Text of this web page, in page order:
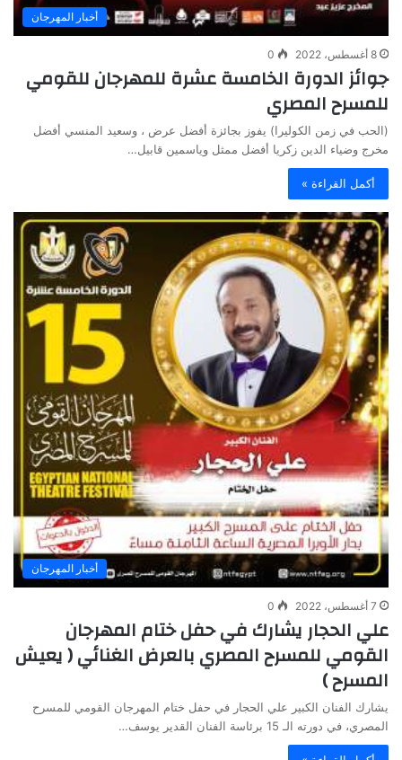
أخبار المهرجان
8 أغسطس، 2022 0
جوائز الدورة الخامسة عشرة للمهرجان للقومي
للمسرح المصري
(الحب في زمن الكوليرا) يفوز بجائزة أفضل عرض ، وسعيد المنسي أفضل
مخرج وضياء الدين زكريا أفضل ممثل وياسمين قابيل…
أكمل القراءة »
أخبار المهرجان
7 أغسطس، 2022 0
علي الحجار يشارك في حفل ختام المهرجان
القومي للمسرح المصري بالعرض الغنائي ( يعيش
المسرح )
يشارك الفنان الكبير علي الحجار في حفل ختام المهرجان القومي للمسرح
المصري، في دورته الـ 15 برئاسة الفنان القدير يوسف…